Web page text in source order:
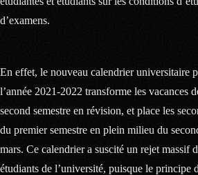
d’examens.
En effet, le nouveau calendrier universitaire
l’année 2021-2022 transforme les vacances
second semestre en révision, et place les
du premier semestre en plein milieu du
mars. Ce calendrier a suscité un rejet massif
étudiants de l’université, puisque le principe